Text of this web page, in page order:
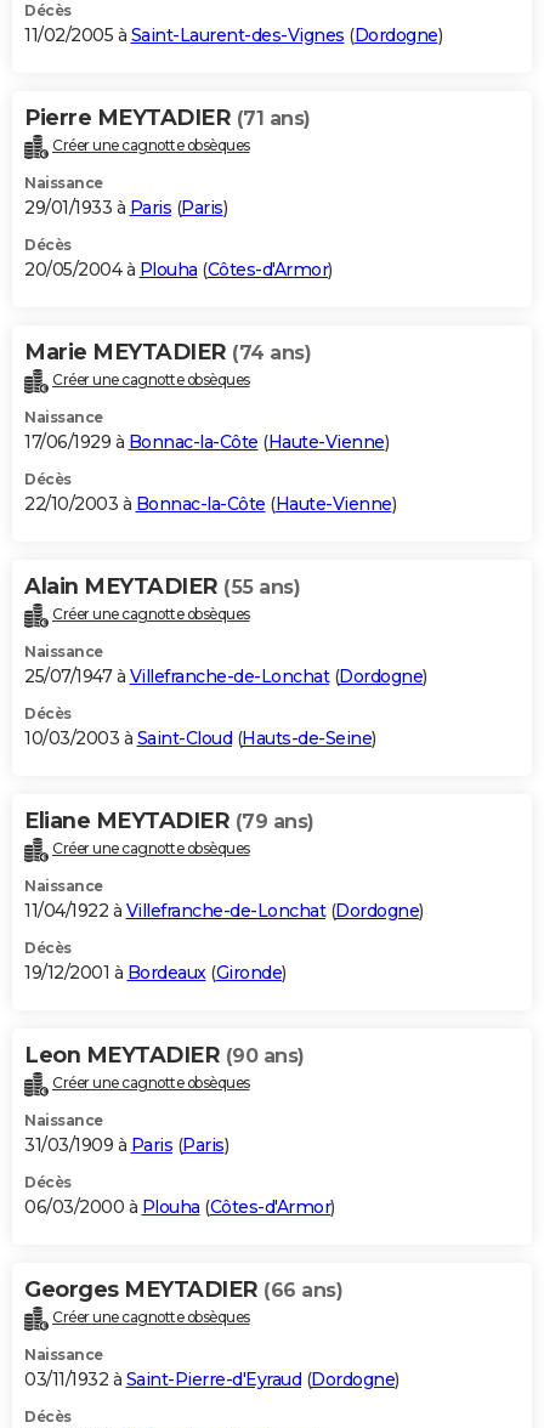
Décès
11/02/2005 à Saint-Laurent-des-Vignes (Dordogne)
Pierre MEYTADIER (71 ans)
Créer une cagnotte obsèques
Naissance
29/01/1933 à Paris (Paris)
Décès
20/05/2004 à Plouha (Côtes-d'Armor)
Marie MEYTADIER (74 ans)
Créer une cagnotte obsèques
Naissance
17/06/1929 à Bonnac-la-Côte (Haute-Vienne)
Décès
22/10/2003 à Bonnac-la-Côte (Haute-Vienne)
Alain MEYTADIER (55 ans)
Créer une cagnotte obsèques
Naissance
25/07/1947 à Villefranche-de-Lonchat(Dordogne)
Décès
10/03/2003 à Saint-Cloud (Hauts-de-Seine)
Eliane MEYTADIER (79 ans)
Créer une cagnotte obsèques
Naissance
11/04/1922 à Villefranche-de-Lonchat(Dordogne)
Décès
19/12/2001 à Bordeaux(Gironde)
Leon MEYTADIER (90 ans)
Créer une cagnotte obsèques
Naissance
31/03/1909 à Paris (Paris)
Décès
06/03/2000 à Plouha (Côtes-d'Armor)
Georges MEYTADIER (66 ans)
Créer une cagnotte obsèques
Naissance
03/11/1932 à Saint-Pierre-d'Eyraud (Dordogne)
Décès